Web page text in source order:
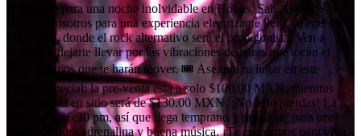
¡Prepárate para una noche inolvidable en Hobos, San Ángel! 🎸✨
Únete a nosotros para una experiencia electrizante llena de energía y
liberación, donde el rock alternativo será el protagonista. Ven a
rockear y dejarte llevar por las vibraciones de letras que tocan el
alma y ritmos que te harán mover. 🎟️ Asegura tu lugar en este
evento especial: la pre-venta está a solo $100.00 MXN, mientras
que la venta en sitio será de $130.00 MXN. ¡No te lo pierdas! La
cita es a las 6:30 pm, así que llega temprano y prepárate para una
noche de pura adrenalina y buena música. ¡Te esperamos para vivir